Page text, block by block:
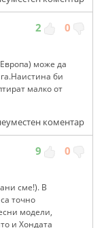
2 0
може да
би
малко от
коментар
9 0
сме!). В
точно
модели,
и Хондата